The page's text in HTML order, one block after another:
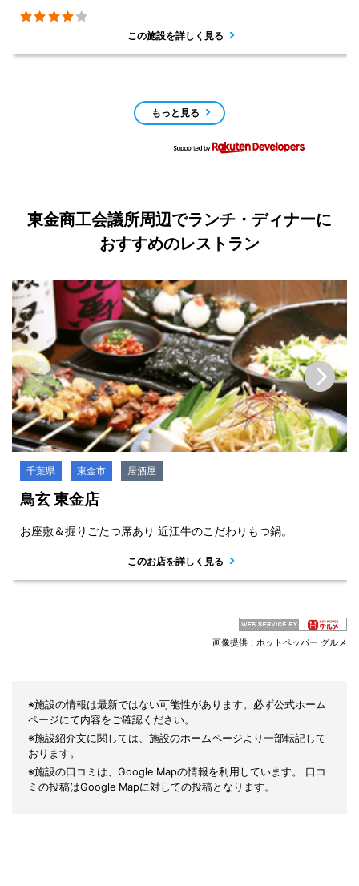
この施設を詳しく見る
もっと見る
東金商工会議所周辺でランチ・ディナーに
おすすめのレストラン
千葉県 東金市 居酒屋
鳥玄 東金店
お座敷＆掘りごたつ席あり 近江牛のこだわりもつ鍋。
このお店を詳しく見る
画像提供：ホットペッパー グルメ
※施設の情報は最新ではない可能性があります。必ず公式ホーム
ページにて内容をご確認ください。
※施設紹介文に関しては、施設のホームページより一部転記して
おります。
※施設の口コミは、Google Mapの情報を利用しています。 口コ
ミの投稿はGoogle Mapに対しての投稿となります。